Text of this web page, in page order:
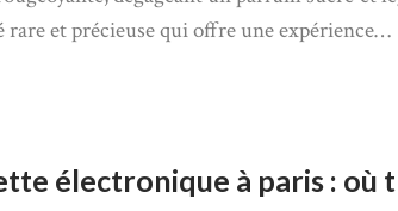
et précieuse qui offre une expérience…
électronique à paris :